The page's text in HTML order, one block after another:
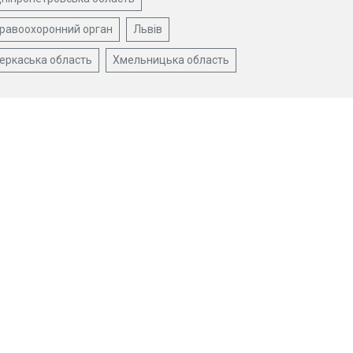
орган Львів
область Хмельницька область